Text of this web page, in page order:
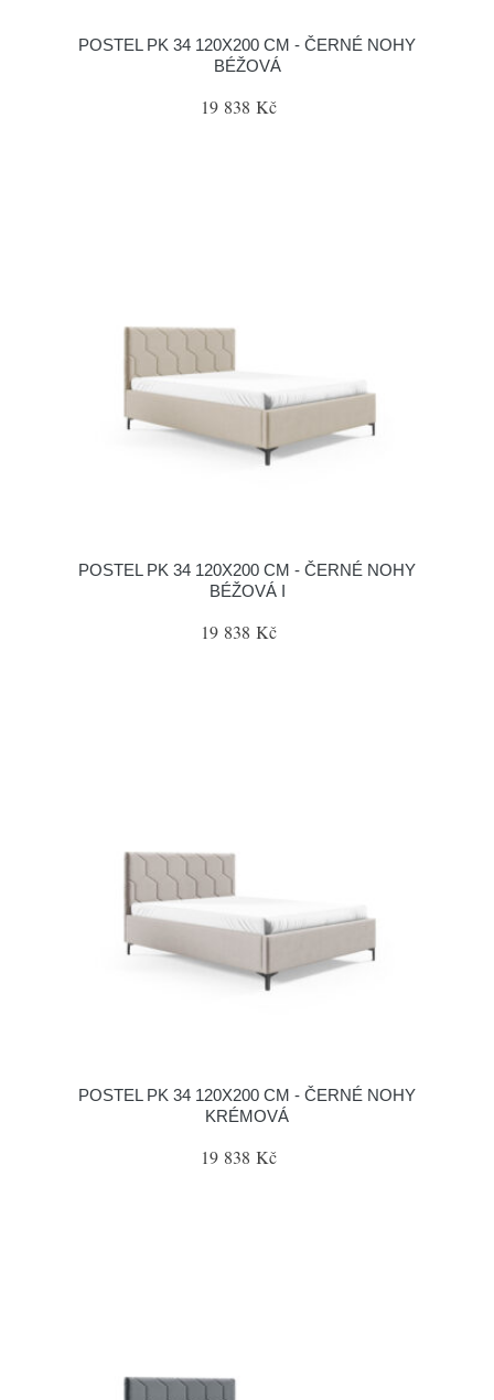
POSTEL PK 34 120X200 CM - ČERNÉ NOHY
BÉŽOVÁ
19 838 Kč
POSTEL PK 34 120X200 CM - ČERNÉ NOHY
BÉŽOVÁ I
19 838 Kč
POSTEL PK 34 120X200 CM - ČERNÉ NOHY
KRÉMOVÁ
19 838 Kč